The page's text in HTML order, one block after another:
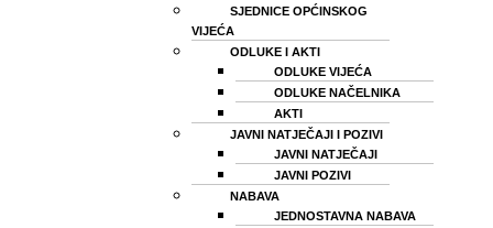
SJEDNICE OPĆINSKOG
VIJEĆA
ODLUKE I AKTI
ODLUKE VIJEĆA
ODLUKE NAČELNIKA
AKTI
JAVNI NATJEČAJI I POZIVI
JAVNI NATJEČAJI
JAVNI POZIVI
NABAVA
JEDNOSTAVNA NABAVA